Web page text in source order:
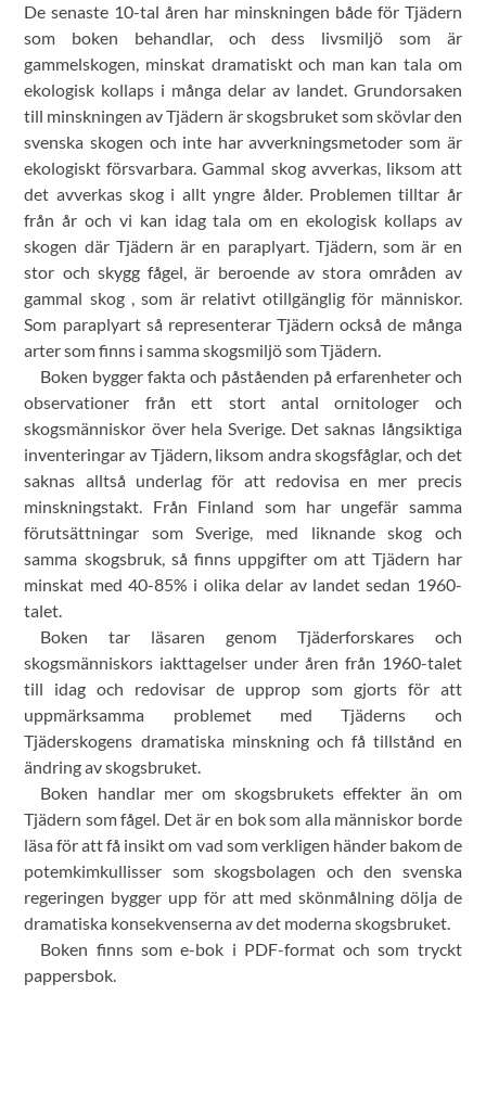
De senaste 10-tal åren har minskningen både för Tjädern
som boken behandlar, och dess livsmiljö som är
gammelskogen, minskat dramatiskt och man kan tala om
ekologisk kollaps i många delar av landet. Grundorsaken
till minskningen av Tjädern är skogsbruket som skövlar den
svenska skogen och inte har avverkningsmetoder som är
ekologiskt försvarbara. Gammal skog avverkas, liksom att
det avverkas skog i allt yngre ålder. Problemen tilltar år
från år och vi kan idag tala om en ekologisk kollaps av
skogen där Tjädern är en paraplyart. Tjädern, som är en
stor och skygg fågel, är beroende av stora områden av
gammal skog , som är relativt otillgänglig för människor.
Som paraplyart så representerar Tjädern också de många
arter som finns i samma skogsmiljö som Tjädern.
Boken bygger fakta och påståenden på erfarenheter och
observationer från ett stort antal ornitologer och
skogsmänniskor över hela Sverige. Det saknas långsiktiga
inventeringar av Tjädern, liksom andra skogsfåglar, och det
saknas alltså underlag för att redovisa en mer precis
minskningstakt. Från Finland som har ungefär samma
förutsättningar som Sverige, med liknande skog och
samma skogsbruk, så finns uppgifter om att Tjädern har
minskat med 40-85% i olika delar av landet sedan 1960-
talet.
Boken tar läsaren genom Tjäderforskares och
skogsmänniskors iakttagelser under åren från 1960-talet
till idag och redovisar de upprop som gjorts för att
uppmärksamma problemet med Tjäderns och
Tjäderskogens dramatiska minskning och få tillstånd en
ändring av skogsbruket.
Boken handlar mer om skogsbrukets effekter än om
Tjädern som fågel. Det är en bok som alla människor borde
läsa för att få insikt om vad som verkligen händer bakom de
potemkimkullisser som skogsbolagen och den svenska
regeringen bygger upp för att med skönmålning dölja de
dramatiska konsekvenserna av det moderna skogsbruket.
Boken finns som e-bok i PDF-format och som tryckt
pappersbok.